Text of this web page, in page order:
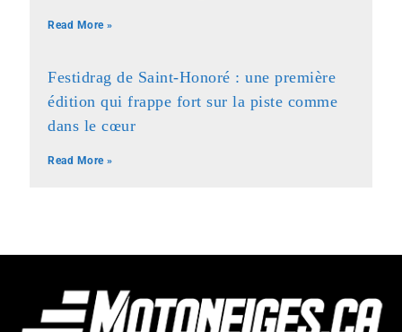
Read More »
Festidrag de Saint-Honoré : une première
édition qui frappe fort sur la piste comme
dans le cœur
Read More »